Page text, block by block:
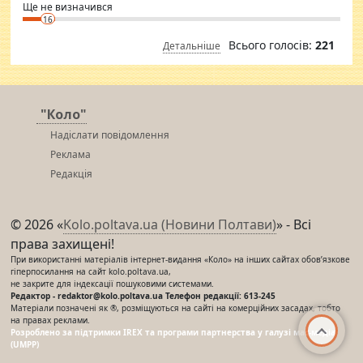
Ще не визначився
16
Детальніше Всього голосів: 221
"Коло"
Надіслати повідомлення
Реклама
Редакція
© 2026 «Kolo.poltava.ua (Новини Полтави)» - Всі
права захищені!
При використанні матеріалів інтернет-видання «Коло» на інших сайтах обов’язкове
гіперпосилання на сайт kolo.poltava.ua,
не закрите для індексації пошуковими системами.
Редактор - redaktor@kolo.poltava.ua Телефон редакції: 613-245
Матеріали позначені як ®, розміщуються на сайті на комерційних засадах, тобто
на правах реклами.
Розроблено за підтримки IREX та програми партнерства у галузі мас-медіа
(UMPP)